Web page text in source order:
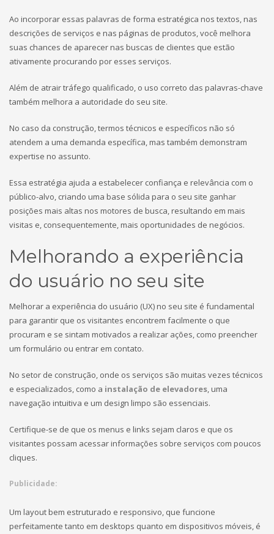
Ao incorporar essas palavras de forma estratégica nos textos, nas
descrições de serviços e nas páginas de produtos, você melhora
suas chances de aparecer nas buscas de clientes que estão
ativamente procurando por esses serviços.
Além de atrair tráfego qualificado, o uso correto das palavras-chave
também melhora a autoridade do seu site.
No caso da construção, termos técnicos e específicos não só
atendem a uma demanda específica, mas também demonstram
expertise no assunto.
Essa estratégia ajuda a estabelecer confiança e relevância com o
público-alvo, criando uma base sólida para o seu site ganhar
posições mais altas nos motores de busca, resultando em mais
visitas e, consequentemente, mais oportunidades de negócios.
Melhorando a experiência
do usuário no seu site
Melhorar a experiência do usuário (UX) no seu site é fundamental
para garantir que os visitantes encontrem facilmente o que
procuram e se sintam motivados a realizar ações, como preencher
um formulário ou entrar em contato.
No setor de construção, onde os serviços são muitas vezes técnicos
e especializados, como a instalação de elevadores, uma
navegação intuitiva e um design limpo são essenciais.
Certifique-se de que os menus e links sejam claros e que os
visitantes possam acessar informações sobre serviços com poucos
cliques.
Publicidade:
Um layout bem estruturado e responsivo, que funcione
perfeitamente tanto em desktops quanto em dispositivos móveis, é